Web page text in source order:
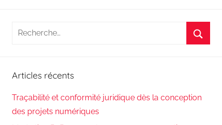
Recherche
Articles récents
Traçabilité et conformité juridique dès la conception
des projets numériques